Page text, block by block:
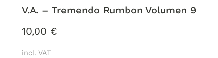
V.A. – Tremendo Rumbon Volumen 9
10,00 €
incl. VAT